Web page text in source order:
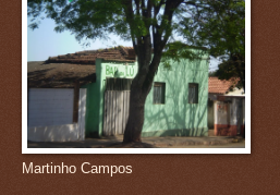
Martinho Campos